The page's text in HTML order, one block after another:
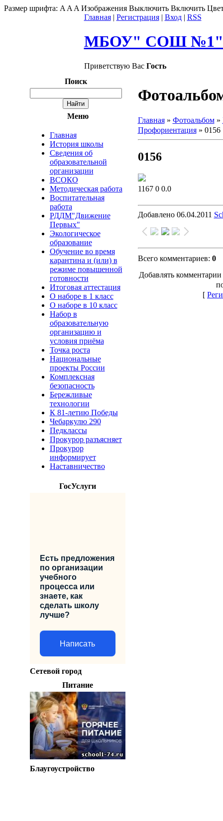
Размер шрифта: A A A Изображения Выключить Включить
Главная| Регистрация| Вход| RSS
МБОУ" СОШ №1"
Приветствую Вас Гость
Поиск
Меню
Главная
История школы
Сведения об
образовательной
организации
ВСОКО
Методическая работа
Воспитательная
работа
РДДМ"Движение
Первых"
Экологическое
образование
Обучение во время
карантина и (или) в
режиме повышенной
готовности
Итоговая аттестация
О наборе в 1 класс
О наборе в 10 класс
Набор в
образовательную
организацию и
условия приёма
Точка роста
Национальные
проекты России
Комплексная
безопасность
Бережливые
технологии
К 81-летию Победы
Чебаркулю 290
Педклассы
Прокурор разъясняет
Прокурор
информирует
Наставничество
ГосУслуги
Есть предложения
по организации
учебного
процесса или
знаете, как
сделать школу
лучше?
Написать
Сетевой город
Питание
Блаугоустройство
Главная» Фотоальбом»
Профориентация» 0156
0156
1167 0 0.0
Добавлено06.04.2011
Всего комментариев: 0
Добавлять
[